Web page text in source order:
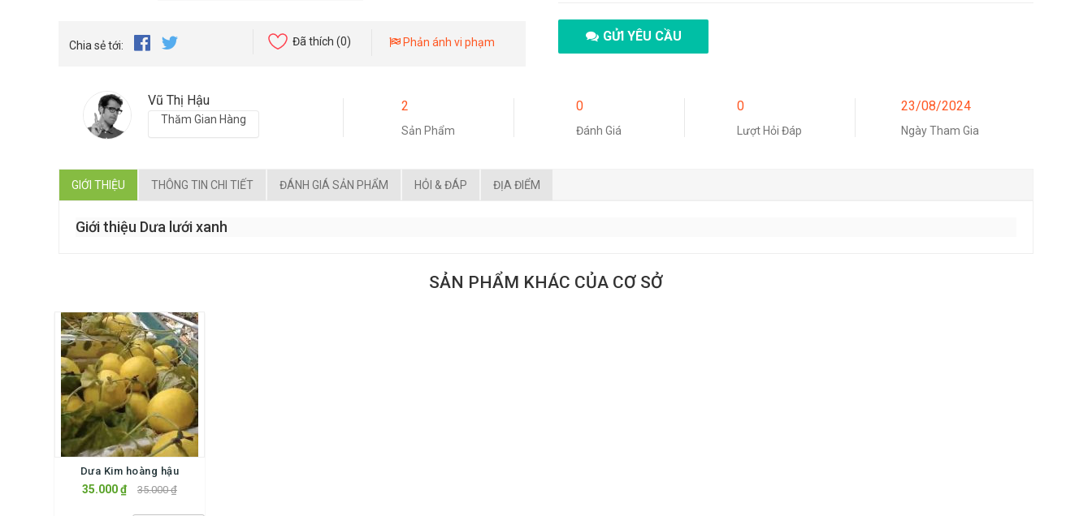
Chia sẻ tới: Đã thích (0) Phản ánh vi phạm GỬI YÊU CẦU
Vũ Thị Hậu
Thăm Gian Hàng
2
Sản Phẩm
0
Đánh Giá
0
Lượt Hỏi Đáp
23/08/2024
Ngày Tham Gia
GIỚI THIỆU THÔNG TIN CHI TIẾT ĐÁNH GIÁ SẢN PHẨM HỎI & ĐÁP ĐỊA ĐIỂM
Giới thiệu Dưa lưới xanh
SẢN PHẨM KHÁC CỦA CƠ SỞ
Dưa Kim hoàng hậu
35.000 ₫ 35.000 ₫